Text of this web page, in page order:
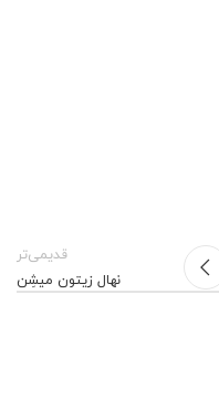
قدیمی‌تر
نهال زیتون میشِن